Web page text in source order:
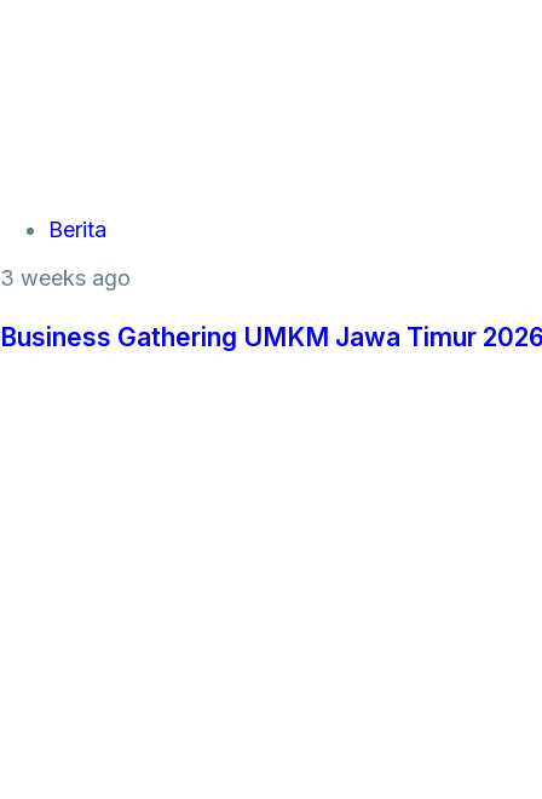
Tags Berita
3 weeks ago
Business Gathering UMKM Jawa Timur